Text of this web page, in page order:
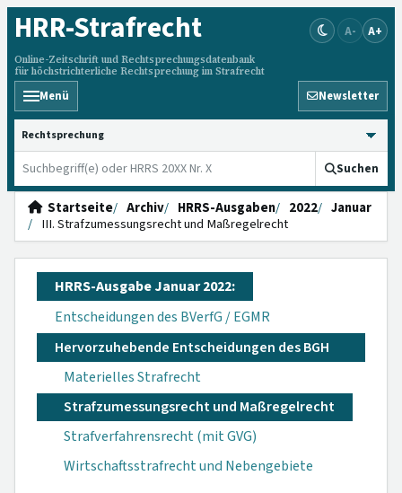
HRR-Strafrecht
Online-Zeitschrift und Rechtsprechungsdatenbank
für höchstrichterliche Rechtsprechung im Strafrecht
A- A+
Menü Newsletter
HRRS durchsuchen
Suchen
Startseite Archiv HRRS-Ausgaben 2022
Januar
III. Strafzumessungsrecht und Maßregelrecht
HRRS-Ausgabe Januar 2022:
Entscheidungen des BVerfG / EGMR
Hervorzuhebende Entscheidungen des BGH
Materielles Strafrecht
Strafzumessungsrecht und Maßregelrecht
Strafverfahrensrecht (mit GVG)
Wirtschaftsstrafrecht und Nebengebiete